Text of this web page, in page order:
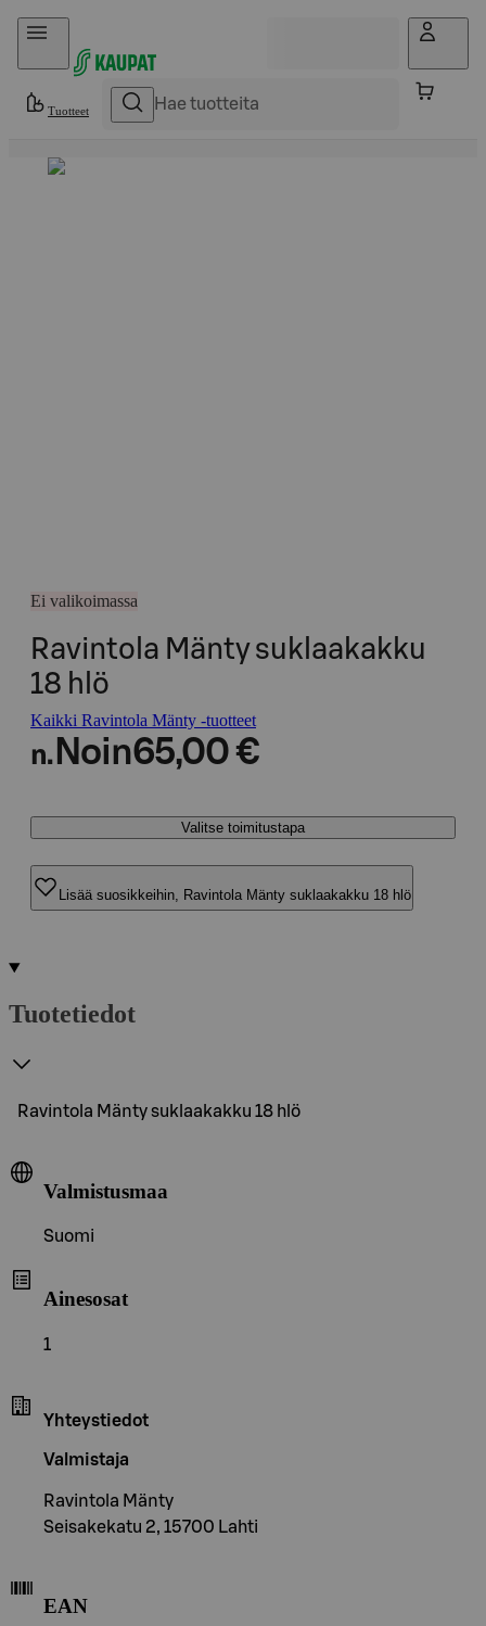
Hyppää sisältöön
Tuotteet
Ei valikoimassa
Ravintola Mänty suklaakakku
18 hlö
Kaikki Ravintola Mänty -tuotteet
n. Noin65,00 €
Valitse toimitustapa
Lisää suosikkeihin, Ravintola Mänty suklaakakku 18 hlö
Tuotetiedot
Ravintola Mänty suklaakakku 18 hlö
Valmistusmaa
Suomi
Ainesosat
1
Yhteystiedot
Valmistaja
Ravintola Mänty
Seisakekatu 2, 15700 Lahti
EAN